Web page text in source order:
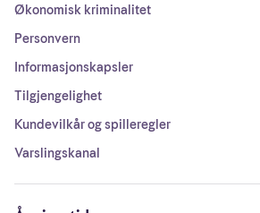
Økonomisk kriminalitet
Personvern
Informasjonskapsler
Tilgjengelighet
Kundevilkår og spilleregler
Varslingskanal